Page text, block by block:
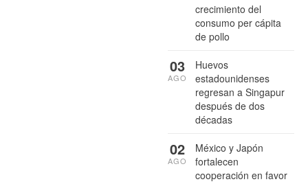
crecimiento del
consumo per cápita
de pollo
Huevos
estadounidenses
regresan a Singapur
después de dos
décadas
03
AGO
México y Japón
fortalecen
cooperación en favor
02
AGO